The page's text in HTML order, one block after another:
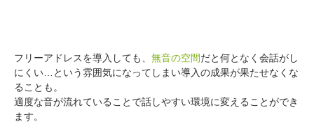
フリーアドレスを導入しても、 無音の空間だと何となく会話がし
にくい…という雰囲気になってしまい導入の成果が果たせなくな
ることも。
適度な音が流れていることで話しやすい環境に変えることができ
ます。